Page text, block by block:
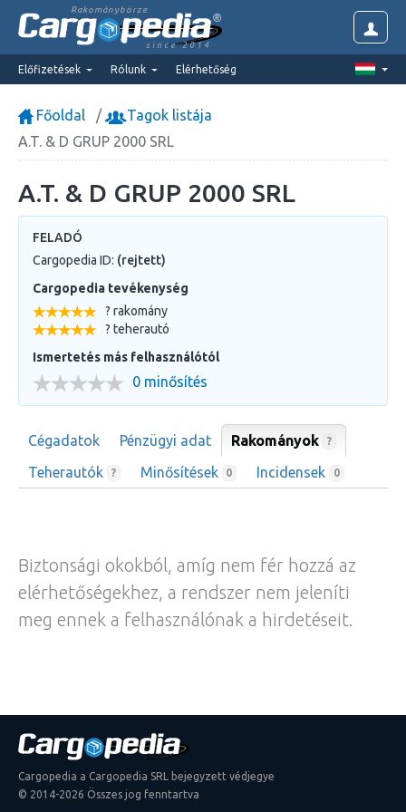
Rakománybörze
since 2014
Előfizetések Rólunk Elérhetőség
Főoldal
Tagok listája
A.T. & D GRUP 2000 SRL
A.T. & D GRUP 2000 SRL
FELADÓ
Cargopedia ID: (rejtett)
Cargopedia tevékenység
? rakomány
? teherautó
Ismertetés más felhasználótól
0 minősítés
Cégadatok Pénzügyi adat Rakományok ?
Teherautók ? Minősítések 0 Incidensek 0
Biztonsági okokból, amíg nem fér hozzá az
elérhetőségekhez, a rendszer nem jeleníti
meg ennek a felhasználónak a hirdetéseit.
Cargopedia a Cargopedia SRL bejegyzett védjegye
© 2014-2026 Összes jog fenntartva